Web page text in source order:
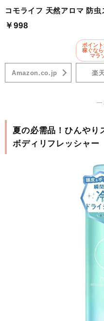
コモライフ 天然アロマ 防
￥998
Amazon.co.jp
ポイン
稼ぐな
マラ
楽
―
夏の必需品！ひんや
ボディリフレッシャー